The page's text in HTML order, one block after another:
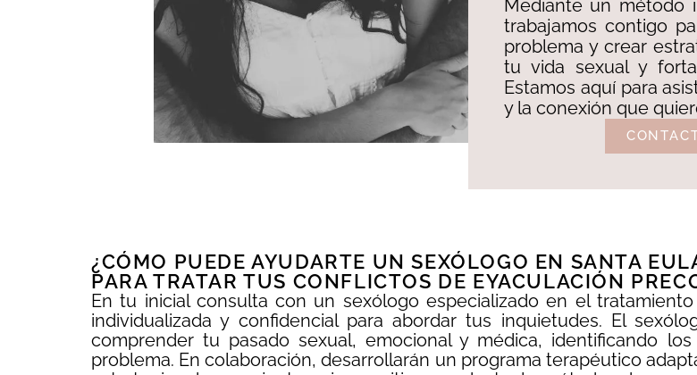
Mediante un método
trabajamos contigo
problema y crear
tu vida sexual y
Estamos aquí para
y la conexión que
¿CÓMO PUEDE AYUDARTE UN SEXÓLOGO EN SANTA
PARA TRATAR TUS CONFLICTOS DE EYACULACIÓN
En tu inicial consulta con un sexólogo especializado en el
individualizada y confidencial para abordar tus inquietudes. El
comprender tu pasado sexual, emocional y médica, identificando
problema. En colaboración, desarrollarán un programa terapéutico